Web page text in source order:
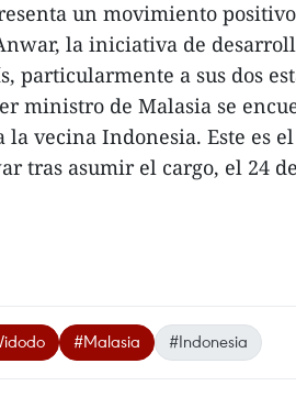
un movimiento
la iniciativa de
particularmente a sus dos
ministro de Malasia se
la vecina Indonesia. Este es
tras asumir el cargo, el 24
#Malasia #Indonesia